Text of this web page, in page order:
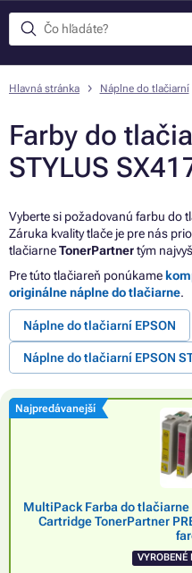
Hlavná stránka Náplne do tlačiarní
Farby do
STYLUS
Vyberte si požadovanú farbu do
Záruka kvality tlače je pre nás
tlačiarneTonerPartnertým
Pre túto tlačiareň ponúkame
originálne náplne do tlačiarne.
Náplne do tlačiarní EPSON
Náplne do tlačiarní EPSON
Najpredávanejší
MultiPack Farba do tlačiarne
Cartridge TonerPartner
VYROBENÉ